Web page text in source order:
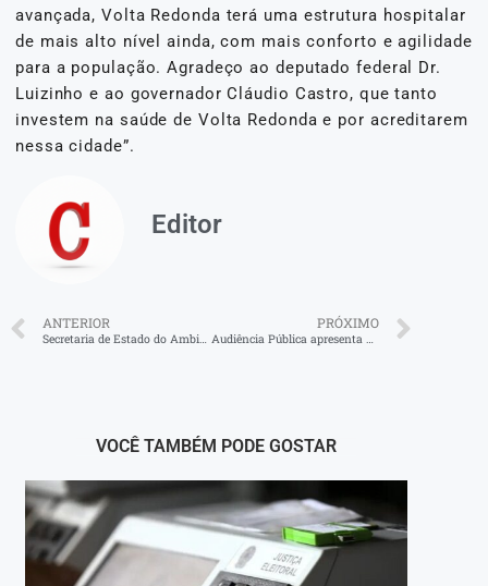
avançada, Volta Redonda terá uma estrutura hospitalar
de mais alto nível ainda, com mais conforto e agilidade
para a população. Agradeço ao deputado federal Dr.
Luizinho e ao governador Cláudio Castro, que tanto
investem na saúde de Volta Redonda e por acreditarem
nessa cidade”.
Editor
ANTERIOR
Secretaria de Estado do Ambiente e Sustentabilidade, Inea e Polícia Federal desarticulam extração ilegal de areia na bacia do Rio Preto, em Valença
PRÓXIMO
Audiência Pública apresenta Relatório da Saúde do Primeiro Quadrimestre de 2025
VOCÊ TAMBÉM PODE GOSTAR